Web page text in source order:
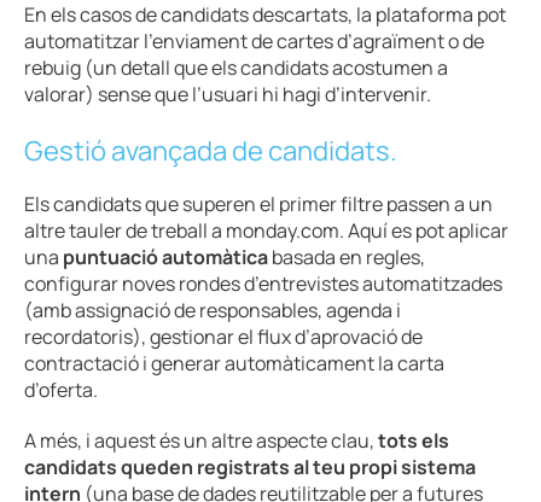
En els casos de candidats descartats, la plataforma pot
automatitzar l’enviament de cartes d’agraïment o de
rebuig (un detall que els candidats acostumen a
valorar) sense que l’usuari hi hagi d’intervenir.
Gestió avançada de candidats.
Els candidats que superen el primer filtre passen a un
altre tauler de treball a monday.com. Aquí es pot aplicar
una puntuació automàticabasada en regles,
configurar noves rondes d’entrevistes automatitzades
(amb assignació de responsables, agenda i
recordatoris), gestionar el flux d’aprovació de
contractació i generar automàticament la carta
d’oferta.
A més, i aquest és un altre aspecte clau,tots els
candidats queden registrats al teu propi sistema
intern (una base de dades reutilitzable per a futures